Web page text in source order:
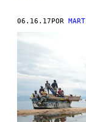
06.16.17POR